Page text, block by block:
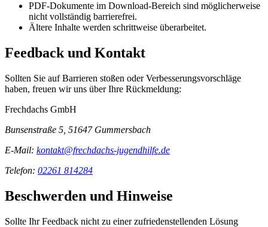
PDF-Dokumente im Download-Bereich sind möglicherweise
nicht vollständig barrierefrei.
Ältere Inhalte werden schrittweise überarbeitet.
Feedback und Kontakt
Sollten Sie auf Barrieren stoßen oder Verbesserungsvorschläge
haben, freuen wir uns über Ihre Rückmeldung:
Frechdachs GmbH
Bunsenstraße 5, 51647 Gummersbach
E-Mail: kontakt@frechdachs-jugendhilfe.de
Telefon: 02261 814284
Beschwerden und Hinweise
Sollte Ihr Feedback nicht zu einer zufriedenstellenden Lösung